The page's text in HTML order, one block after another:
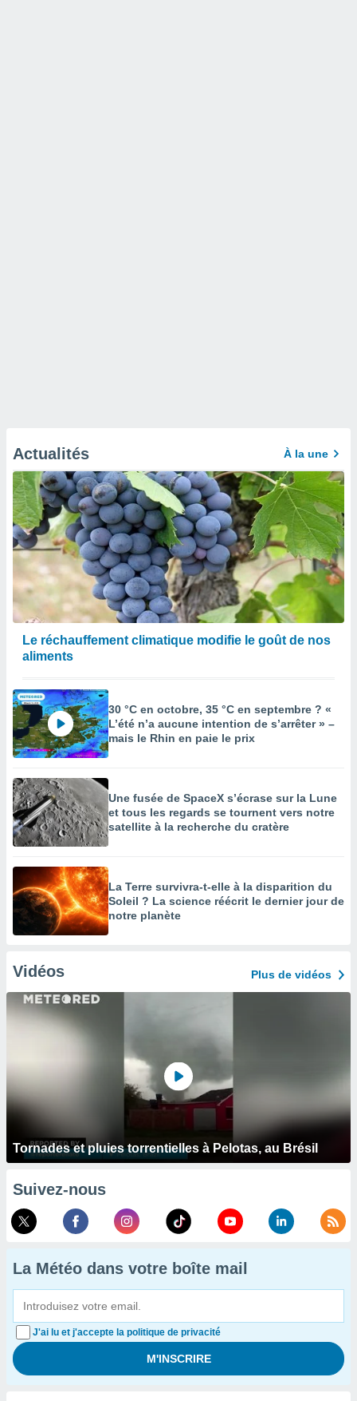
Actualités À la une
Le réchauffement climatique modifie le goût de nos
aliments
30 °C en octobre, 35 °C en septembre ? «
L’été n’a aucune intention de s’arrêter » –
mais le Rhin en paie le prix
Une fusée de SpaceX s’écrase sur la Lune
et tous les regards se tournent vers notre
satellite à la recherche du cratère
La Terre survivra-t-elle à la disparition du
Soleil ? La science réécrit le dernier jour de
notre planète
Vidéos Plus de vidéos
Tornades et pluies torrentielles à Pelotas, au Brésil
Suivez-nous
La Météo dans votre boîte mail
J'ai lu et j'accepte la politique de privacité